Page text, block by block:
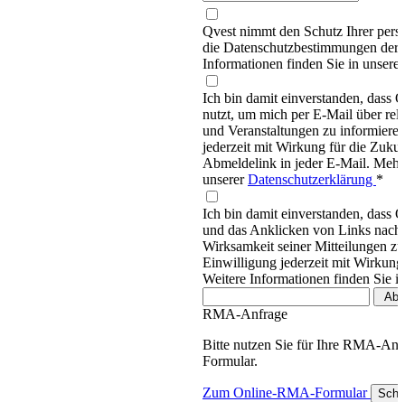
Qvest nimmt den Schutz Ihrer
die Datenschutzbestimmungen
Informationen finden Sie in
Ich bin damit einverstanden, dass
nutzt, um mich per E-Mail über
und Veranstaltungen zu
jederzeit mit Wirkung für die
Abmeldelink in jeder E-Mail.
unsererDatenschutzerklärung *
Ich bin damit einverstanden, dass
und das Anklicken von Links
Wirksamkeit seiner Mitteilungen
Einwilligung jederzeit mit
Weitere Informationen finden Sie
RMA-Anfrage
Bitte nutzen Sie für Ihre RMA-
Formular.
Zum Online-RMA-Formular